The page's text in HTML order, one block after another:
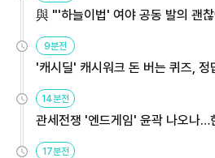
與 "'하늘이법' 여야 공동 발의 괜
9분전
'캐시딜' 캐시워크 돈 버는 퀴즈, 정
14분전
관세전쟁 '엔드게임' 윤곽 나오나…
17분전